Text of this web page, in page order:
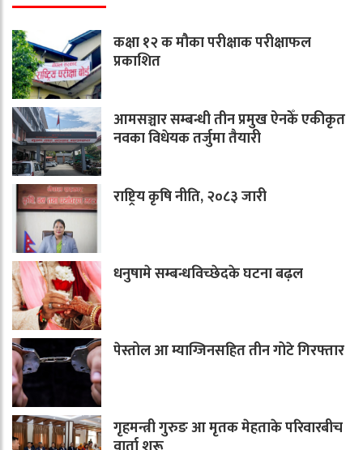
कक्षा १२ क मौका परीक्षाक परीक्षाफल
प्रकाशित
आमसञ्चार सम्बन्धी तीन प्रमुख ऐनकेँ एकीकृत
नवका विधेयक तर्जुमा तैयारी
राष्ट्रिय कृषि नीति, २०८३ जारी
धनुषामे सम्बन्धविच्छेदके घटना बढ़ल
पेस्तोल आ म्याग्जिनसहित तीन गोटे गिरफ्तार
गृहमन्त्री गुरुङ आ मृतक मेहताके परिवारबीच